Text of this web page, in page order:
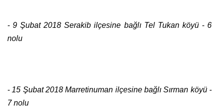
- 9 Şubat 2018 Serakib ilçesine bağlı Tel Tukan köyü - 6
nolu
- 15 Şubat 2018 Marretinuman ilçesine bağlı Sırman köyü -
7 nolu